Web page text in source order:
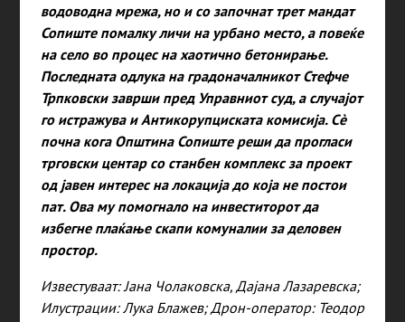
водоводна мрежа, но и со започнат трет мандат
Сопиште помалку личи на урбано место, а повеќе
на село во процес на хаотично бетонирање.
Последната одлука на градоначалникот Стефче
Трпковски заврши пред Управниот суд, а случајот
го истражува и Антикорупциската комисија. Сè
почна кога Општина Сопиште реши да прогласи
трговски центар со станбен комплекс за проект
од јавен интерес на локација до која не постои
пат. Ова му помогнало на инвеститорот да
избегне плаќање скапи комуналии за деловен
простор.
Известуваат: Јана Чолаковска, Дајана Лазаревска;
Илустрации: Лука Блажев; Дрон-оператор: Теодор